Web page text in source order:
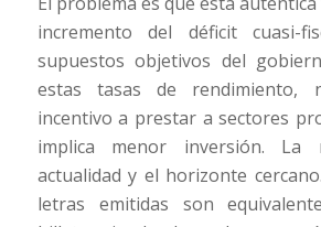
incremento del déficit cuasi-
supuestos objetivos del
estas tasas de rendimiento,
incentivo a prestar a sectores
implica menor inversión. La
actualidad y el horizonte
letras emitidas son